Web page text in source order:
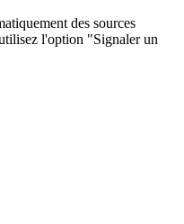
des sources
l'option "Signaler un